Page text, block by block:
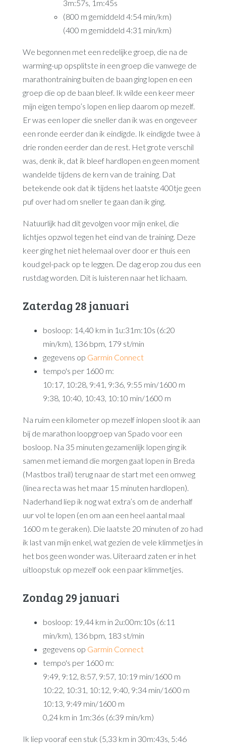
3m:57s, 1m:45s
(800 m gemiddeld 4:54 min/km)
(400 m gemiddeld 4:31 min/km)
We begonnen met een redelijke groep, die na de
warming-up opsplitste in een groep die vanwege de
marathontraining buiten de baan ging lopen en een
groep die op de baan bleef. Ik wilde een keer meer
mijn eigen tempo’s lopen en liep daarom op mezelf.
Er was een loper die sneller dan ik was en ongeveer
een ronde eerder dan ik eindigde. Ik eindigde twee à
drie ronden eerder dan de rest. Het grote verschil
was, denk ik, dat ik bleef hardlopen en geen moment
wandelde tijdens de kern van de training. Dat
betekende ook dat ik tijdens het laatste 400tje geen
puf over had om sneller te gaan dan ik ging.
Natuurlijk had dit gevolgen voor mijn enkel, die
lichtjes opzwol tegen het eind van de training. Deze
keer ging het niet helemaal over door er thuis een
koud gel-pack op te leggen. De dag erop zou dus een
rustdag worden. Dit is luisteren naar het lichaam.
Zaterdag 28 januari
bosloop: 14,40 km in 1u:31m:10s (6:20
min/km), 136 bpm, 179 st/min
gegevens op Garmin Connect
tempo's per 1600 m:
10:17, 10:28, 9:41, 9:36, 9:55 min/1600 m
9:38, 10:40, 10:43, 10:10 min/1600 m
Na ruim een kilometer op mezelf inlopen sloot ik aan
bij de marathon loopgroep van Spado voor een
bosloop. Na 35 minuten gezamenlijk lopen ging ik
samen met iemand die morgen gaat lopen in Breda
(Mastbos trail) terug naar de start met een omweg
(linea recta was het maar 15 minuten hardlopen).
Naderhand liep ik nog wat extra’s om de anderhalf
uur vol te lopen (en om aan een heel aantal maal
1600 m te geraken). Die laatste 20 minuten of zo had
ik last van mijn enkel, wat gezien de vele klimmetjes in
het bos geen wonder was. Uiteraard zaten er in het
uitloopstuk op mezelf ook een paar klimmetjes.
Zondag 29 januari
bosloop: 19,44 km in 2u:00m:10s (6:11
min/km), 136 bpm, 183 st/min
gegevens op Garmin Connect
tempo's per 1600 m:
9:49, 9:12, 8:57, 9:57, 10:19 min/1600 m
10:22, 10:31, 10:12, 9:40, 9:34 min/1600 m
10:13, 9:49 min/1600 m
0,24 km in 1m:36s (6:39 min/km)
Ik liep vooraf een stuk (5,33 km in 30m:43s, 5:46